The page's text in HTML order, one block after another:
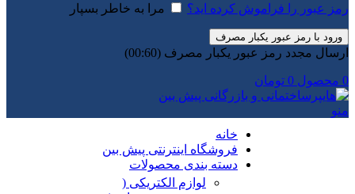
رمز عبور را فراموش کرده اید؟ مرا به خاطر بسپار
ورود با رمز عبور یکبار مصرف
ارسال مجدد رمز عبور یکبار مصرف (00:
60
)
0 محصول 0 تومان
منو
خانه
فروشگاه اینترنتی پیش بین
دسته بندی محصولات
لوازم الکتریکی (